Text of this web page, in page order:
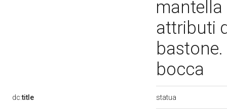
attributi
bocca
dc:title statua